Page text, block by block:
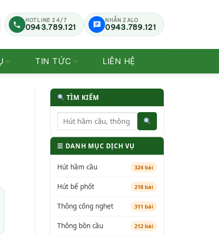
HOTLINE 24/7
0943.789.121
NHẮN ZALO
0943.789.121
TIN TỨC LIÊN HỆ
TÌM KIẾM
☰ DANH MỤC DỊCH VỤ
Hút hầm cầu 324 bài
Hút bể phốt 218 bài
Thông cống nghẹt 311 bài
Thông bồn cầu 212 bài